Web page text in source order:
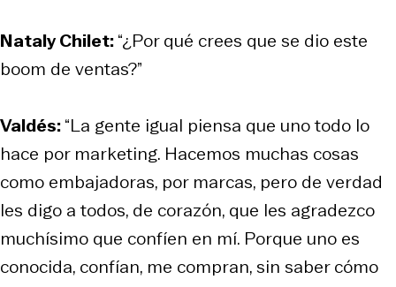
Nataly Chilet:“¿Por qué crees que se dio este
boom de ventas?”
Valdés:“La gente igual piensa que uno todo lo
hace por marketing. Hacemos muchas cosas
como embajadoras, por marcas, pero de verdad
les digo a todos, de corazón, que les agradezco
muchísimo que confíen en mí. Porque uno es
conocida, confían, me compran, sin saber cómo